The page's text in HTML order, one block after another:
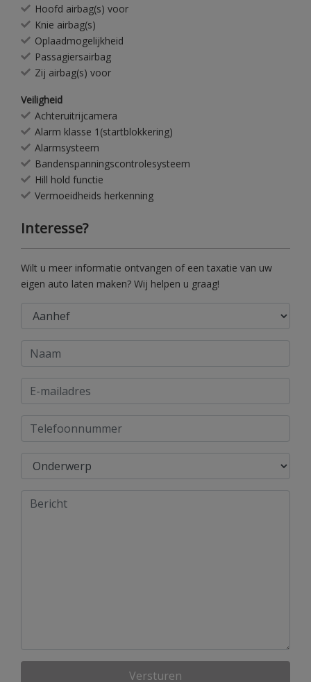
Hoofd airbag(s) voor
Knie airbag(s)
Oplaadmogelijkheid
Passagiersairbag
Zij airbag(s) voor
Veiligheid
Achteruitrijcamera
Alarm klasse 1(startblokkering)
Alarmsysteem
Bandenspanningscontrolesysteem
Hill hold functie
Vermoeidheids herkenning
Interesse?
Wilt u meer informatie ontvangen of een taxatie van uw
eigen auto laten maken? Wij helpen u graag!
Versturen